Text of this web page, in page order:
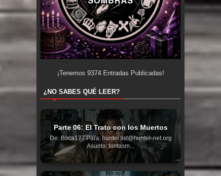
¡Tenemos 9374Entradas Publicadas!
¿NO SABES QUÉ LEER?
Parte 06: El Trato con los Muertos
De: Boca177 Para: hunter.list@hunter-net.org
Asunto: fantasm...